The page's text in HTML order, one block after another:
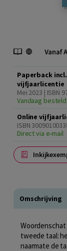
Paperback
vijfjaarlicentie
Mei 2023 | ISBN
Vandaag
Online
ISBN
Direct via e-mail
Omschrijving
tweede taal:
naarmate de